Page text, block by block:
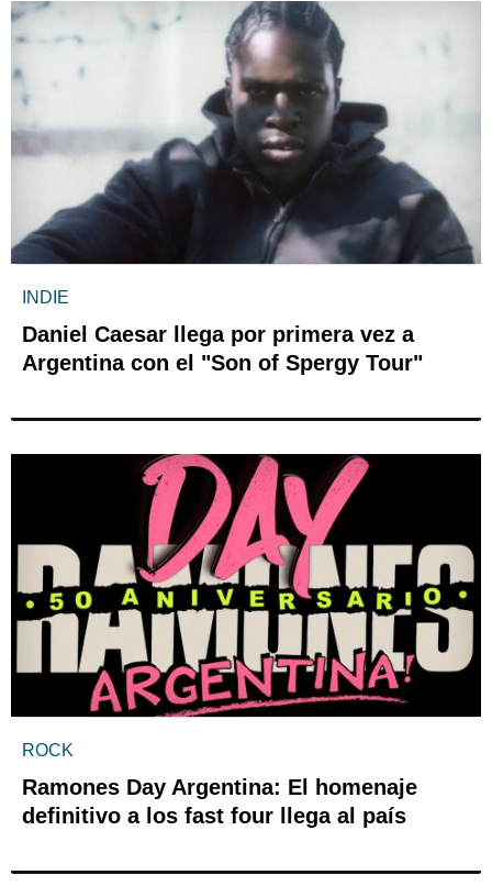
INDIE
Daniel Caesar llega por primera vez a
Argentina con el "Son of Spergy Tour"
ROCK
Ramones Day Argentina: El homenaje
definitivo a los fast four llega al país